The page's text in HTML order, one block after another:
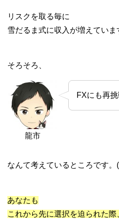
リスクを取る毎に
雪だるま式に収入が増えていま
そろそろ、
龍市
FXにも再
なんて考えているところです。
あなたも
これから先に選択を迫られた際